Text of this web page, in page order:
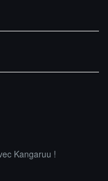
Kangaruu !